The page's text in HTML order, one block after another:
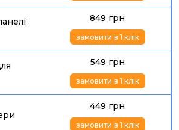
849 грн
замовити в 1 клік
549 грн
замовити в 1 клік
449 грн
замовити в 1 клік